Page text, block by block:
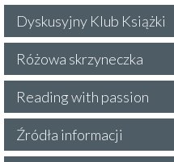
Dyskusyjny Klub Książki
Różowa skrzyneczka
Reading with passion
Źródła informacji